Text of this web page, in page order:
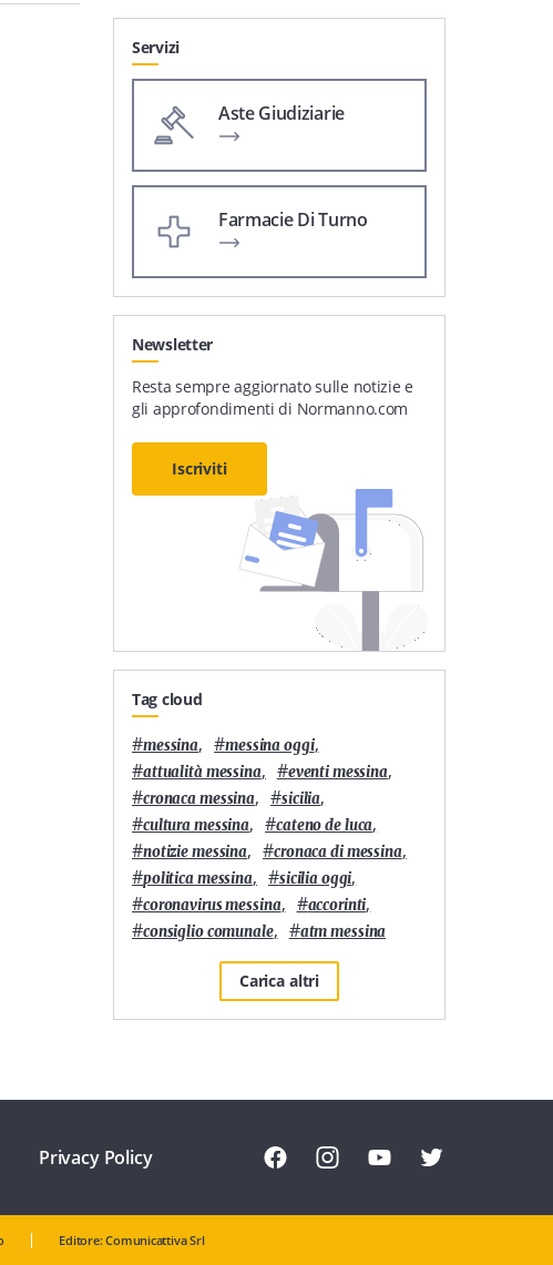
Servizi
Aste Giudiziarie
Farmacie Di Turno
Newsletter
Resta sempre aggiornato sulle notizie e
gli approfondimenti di Normanno.com
Iscriviti
Tag cloud
#messina, #messina oggi,
#attualità messina, #eventi messina,
#cronaca messina, #sicilia,
#cultura messina, #cateno de luca,
#notizie messina, #cronaca di messina,
#politica messina, #sicilia oggi,
#coronavirus messina, #accorinti,
#consiglio comunale, #atm messina
Carica altri
Privacy Policy
Editore: Comunicattiva Srl